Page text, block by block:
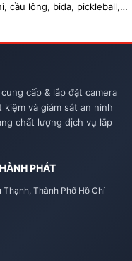
cầu lông, bida, pickleball,
cấp & lắp đặt camera
và giám sát an ninh
chất lượng dịch vụ lắp
PHÁT
Thạnh, Thành Phố Hồ Chí